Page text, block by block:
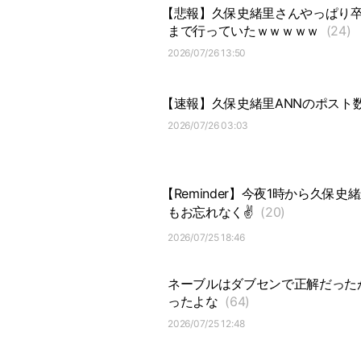
【悲報】久保史緒里さんやっぱ
まで行っていたｗｗｗｗｗ
(24)
2026/07/26 13:50
【速報】久保史緒里ANNのポス
2026/07/26 03:03
【Reminder】今夜1時から久保史
もお忘れなく✌️ (20)
2026/07/25 18:46
ネーブルはダブセンで正解だっ
ったよな (64)
2026/07/25 12:48